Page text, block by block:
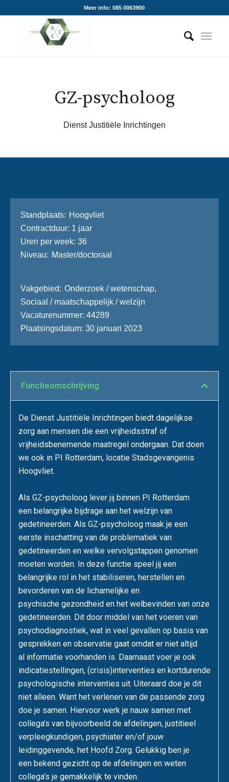
Meer info: 085 0063900
GZ-psycholoog
Dienst Justitiële Inrichtingen
Stand­plaats
Hoogvliet
Contractduur 1 jaar
Uren per week 36
Niveau
Master/doctoraal
Vakgebied Onderzoek / wetenschap,
Sociaal / maatschappelijk / welzijn
Vacaturenummer 44289
Plaatsingsdatum 30 januari 2023
Functie­omschrijving
De Dienst Justitiële Inrichtingen biedt dagelijkse
zorg aan mensen die een vrijheidsstraf of
vrijheidsbenemende maatregel ondergaan. Dat doen
we ook in PI Rotterdam, locatie Stadsgevangenis
Hoogvliet.
Als GZ-psycholoog lever jij binnen PI Rotterdam
een belangrijke bijdrage aan het welzijn van
gedetineerden. Als GZ-psycholoog maak je een
eerste inschatting van de problematiek van
gedetineerden en welke vervolgstappen genomen
moeten worden. In deze functie speel jij een
belangrijke rol in het stabiliseren, herstellen en
bevorderen van de lichamelijke en
psychische gezondheid en het welbevinden van onze
gedetineerden. Dit door middel van het voeren van
psychodiagnostiek, wat in veel gevallen op basis van
gesprekken en observatie gaat omdat er niet altijd
al informatie voorhanden is. Daarnaast voer je ook
indicatiestellingen, (crisis)interventies en kortdurende
psychologische interventies uit. Uiteraard doe je dit
niet alleen. Want het verlenen van de passende zorg
doe je samen. Hiervoor werk je nauw samen met
collega’s van bijvoorbeeld de afdelingen, justitieel
verpleegkundigen, psychiater en/of jouw
leidinggevende, het Hoofd Zorg. Gelukkig ben je
een bekend gezicht op de afdelingen en weten
collega’s je gemakkelijk te vinden.